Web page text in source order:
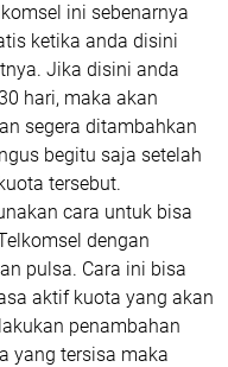
ini sebenarnya
ketika anda disini
Jika disini anda
hari, maka akan
segera ditambahkan
begitu saja setelah
tersebut.
cara untuk bisa
dengan
pulsa. Cara ini bisa
aktif kuota yang akan
penambahan
yang tersisa maka